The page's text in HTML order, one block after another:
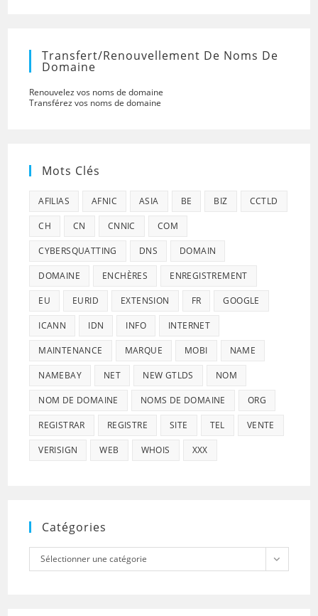
Transfert/renouvellement De Noms De
Domaine
Renouvelez vos noms de domaine
Transférez vos noms de domaine
Mots Clés
AFILIAS AFNIC ASIA BE BIZ CCTLD
CH CN CNNIC COM
CYBERSQUATTING DNS DOMAIN
DOMAINE ENCHÈRES ENREGISTREMENT
EU EURID EXTENSION FR GOOGLE
ICANN IDN INFO INTERNET
MAINTENANCE MARQUE MOBI NAME
NAMEBAY NET NEW GTLDS NOM
NOM DE DOMAINE NOMS DE DOMAINE ORG
REGISTRAR REGISTRE SITE TEL VENTE
VERISIGN WEB WHOIS XXX
Catégories
Catégories
Sélectionner une catégorie